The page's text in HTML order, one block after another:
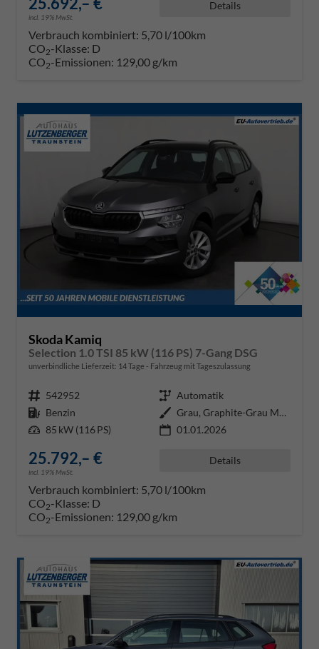
incl. 19% MwSt.
Details
Verbrauch kombiniert: 5,70 l/100km
CO2-Klasse: D
CO2-Emissionen: 129,00 g/km
Skoda Kamiq
Selection 1.0 TSI 85 kW (116 PS) 7-Gang DSG
unverbindliche Lieferzeit: 14 Tage Fahrzeug mit Tageszulassung
Fahrzeugnr. 542952 Getriebe Automatik
Kraftstoff Benzin Außenfarbe
Grau, Graphite-Grau Metallic (5X
Leistung 85 kW (116 PS) 01.01.2026
25.792,– €
incl. 19% MwSt.
Details
Verbrauch kombiniert: 5,70 l/100km
CO2-Klasse: D
CO2-Emissionen: 129,00 g/km